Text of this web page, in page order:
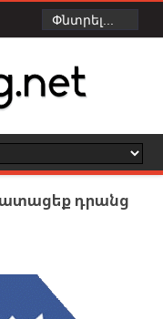
դրանց